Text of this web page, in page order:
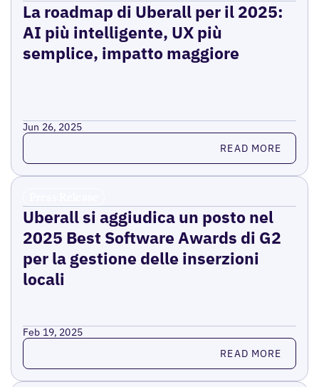
La roadmap di Uberall per il 2025:
AI più intelligente, UX più
semplice, impatto maggiore
Jun 26, 2025
Read more READ MORE
Uberall si aggiudica un posto nel
2025 Best Software Awards di G2
per la gestione delle inserzioni
locali
Feb 19, 2025
Read more READ MORE